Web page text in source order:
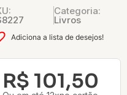
Categoria:
Livros
Adiciona a lista de desejos!
R$ 101,50